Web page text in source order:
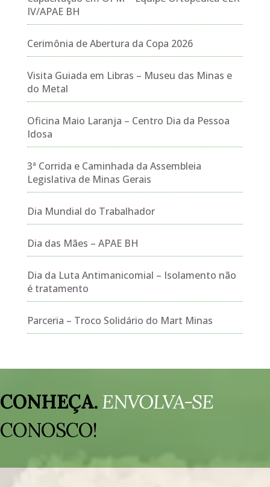
IV/APAE BH
Cerimônia de Abertura da Copa 2026
Visita Guiada em Libras – Museu das Minas e
do Metal
Oficina Maio Laranja – Centro Dia da Pessoa
Idosa
3ª Corrida e Caminhada da Assembleia
Legislativa de Minas Gerais
Dia Mundial do Trabalhador
Dia das Mães – APAE BH
Dia da Luta Antimanicomial – Isolamento não
é tratamento
Parceria – Troco Solidário do Mart Minas
de
vídeo
CONHEÇA.ENVOLVA-SE
CONOSCO!